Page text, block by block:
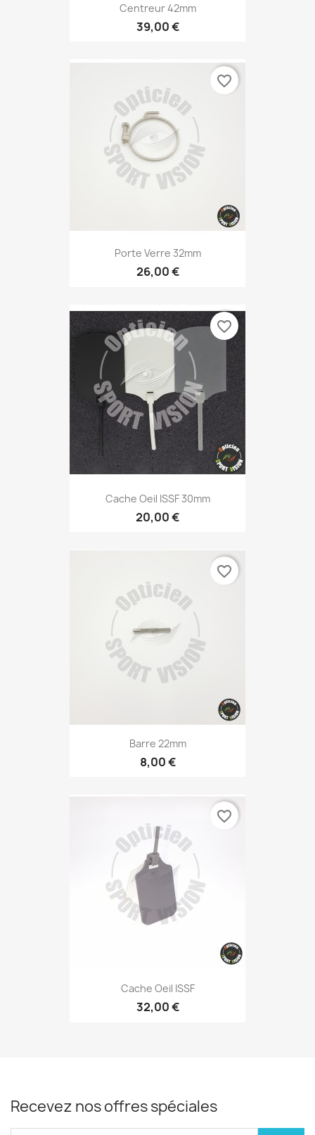
Centreur 42mm
39,00 €
Porte Verre 32mm
26,00 €
favorite_border
Cache Oeil ISSF 30mm
20,00 €
favorite_border
Barre 22mm
8,00 €
favorite_border
Cache Oeil ISSF
32,00 €
favorite_border
Recevez nos offres spéciales